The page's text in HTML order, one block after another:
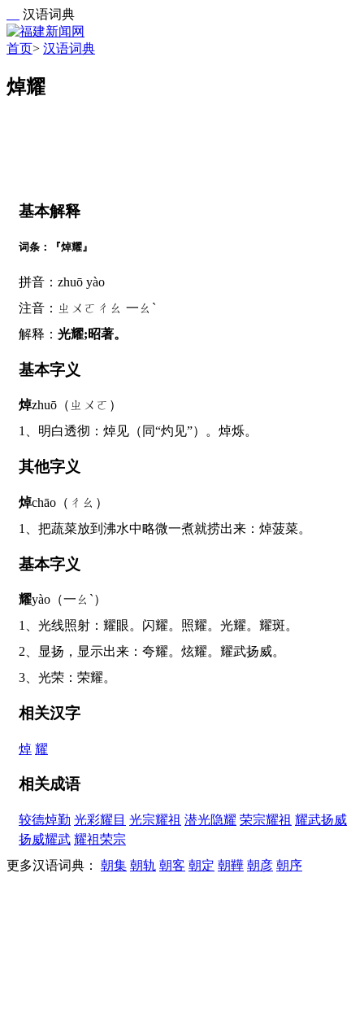
汉语词典
首页> 汉语词典
焯耀
基本解释
词条：『焯耀』
拼音：zhuō yào
注音：ㄓㄨㄛㄔㄠ 一ㄠˋ
解释： 光耀;昭著。
基本字义
焯zhuō（ㄓㄨㄛ）
1、明白透彻：焯见（同“灼见”）。焯烁。
其他字义
焯chāo（ㄔㄠ）
1、把蔬菜放到沸水中略微一煮就捞出来：焯菠菜。
基本字义
耀yào（一ㄠˋ）
1、光线照射：耀眼。闪耀。照耀。光耀。耀斑。
2、显扬，显示出来：夸耀。炫耀。耀武扬威。
3、光荣：荣耀。
相关汉字
焯 耀
相关成语
较德焯勤 光彩耀目 光宗耀祖 潜光隐耀 荣宗耀祖 耀武扬威
扬威耀武 耀祖荣宗
更多汉语词典： 朝集 朝轨 朝客 朝定 朝鞾 朝彦 朝序